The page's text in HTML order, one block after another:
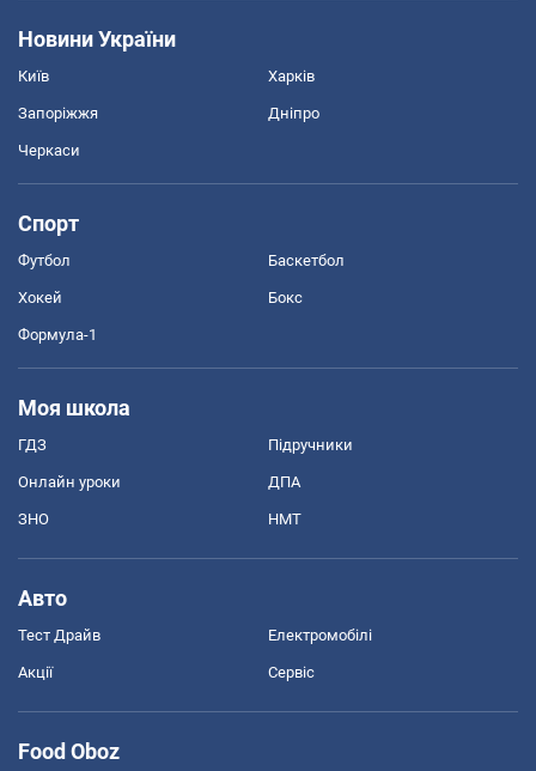
Новини України
Київ Харків
Запоріжжя Дніпро
Черкаси
Спорт
Футбол Баскетбол
Хокей Бокс
Формула-1
Моя школа
ГДЗ Підручники
Онлайн уроки ДПА
ЗНО НМТ
Авто
Тест Драйв Електромобілі
Акції Сервіс
Food Oboz